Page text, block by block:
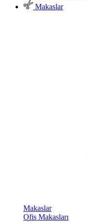
Makaslar
Makaslar
Ofis Makasları